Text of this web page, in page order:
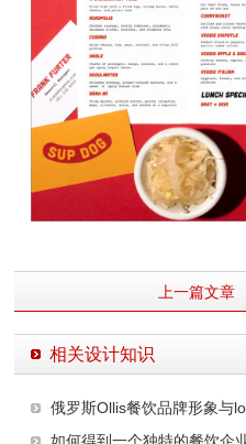
上一篇文章
相关设计知识
俄罗斯Ollis餐饮品牌形象与